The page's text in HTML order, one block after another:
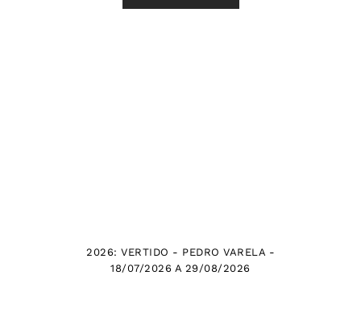
2026: VERTIDO - PEDRO VARELA -
18/07/2026 A 29/08/2026